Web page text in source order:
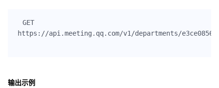
GET
https://api.meeting.qq.com/v1/departments/
输出示例